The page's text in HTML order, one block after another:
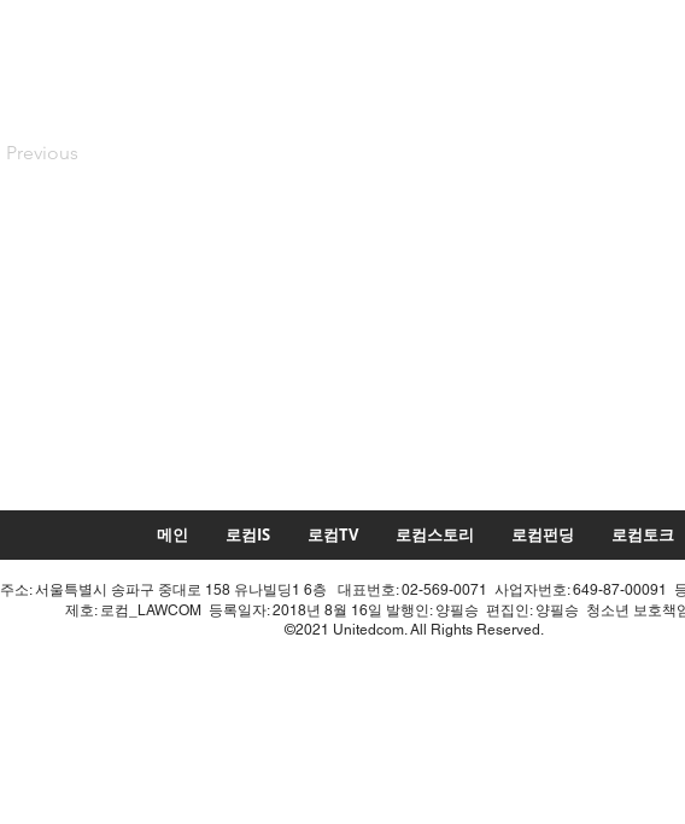
Previous
메인 로컴IS 로컴TV 로컴스토리 로컴펀딩 로컴토크
주소: 서울특별시 송파구 중대로 158 유나빌딩1 6층 대표번호: 02-569-0071 사업자번호: 649-87-00091
제호: 로컴_LAWCOM 등록일자: 2018년 8월 16일 발행인: 양필승 편집인: 양필승 청소년 보호
©2021 Unitedcom. All Rights Reserved.